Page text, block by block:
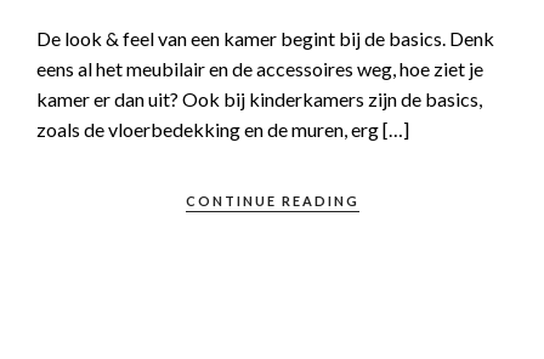
De look & feel van een kamer begint bij de basics. Denk
eens al het meubilair en de accessoires weg, hoe ziet je
kamer er dan uit? Ook bij kinderkamers zijn de basics,
zoals de vloerbedekking en de muren, erg […]
CONTINUE READING